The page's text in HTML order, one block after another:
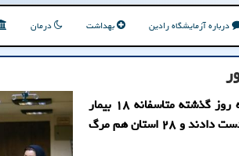
درباره آزمایشگاه رادین بهداشت درمان
بنابر اعلام وزارت بهداشت، طی شبانه روز گذشته متاسفانه ۱۸ بیمار
کووید۱۹ در کشور جان خویش را از دست دادند و ۲۸ استان هم مرگ